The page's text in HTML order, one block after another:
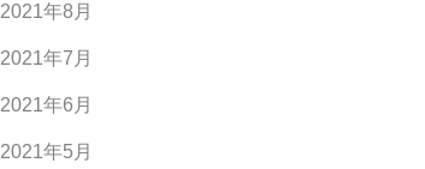
2021年8月
2021年7月
2021年6月
2021年5月